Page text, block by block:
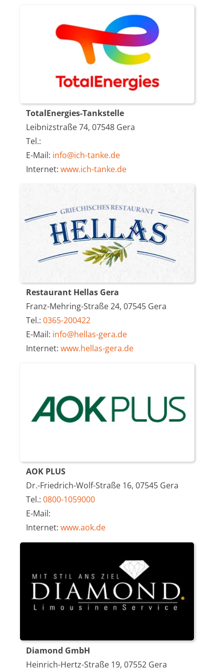
TotalEnergies-Tankstelle
Leibnizstraße 74, 07548 Gera
Tel.:
E-Mail: info@ich-tanke.de
Internet:www.ich-tanke.de
Restaurant Hellas Gera
Franz-Mehring-Straße 24, 07545 Gera
Tel.:0365-200422
E-Mail: info@hellas-gera.de
Internet:www.hellas-gera.de
AOK PLUS
Dr.-Friedrich-Wolf-Straße 16, 07545 Gera
Tel.:0800-1059000
E-Mail:
Internet:www.aok.de
Diamond GmbH
Heinrich-Hertz-Straße 19, 07552 Gera